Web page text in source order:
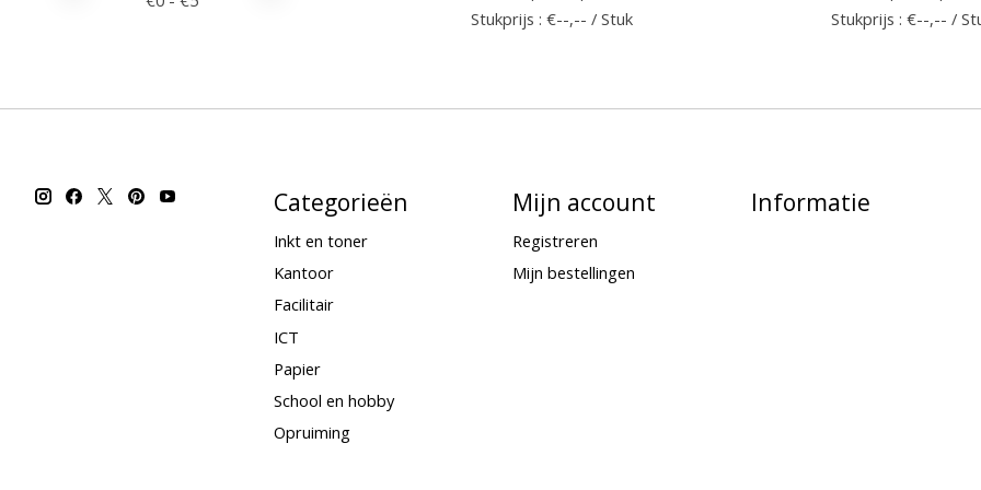
Stukprijs : €--,-- / Stuk Stukprijs : €--,-- /
Categorieën
Inkt en toner
Kantoor
Facilitair
ICT
Papier
School en hobby
Opruiming
Mijn account
Registreren
Mijn bestellingen
Informatie